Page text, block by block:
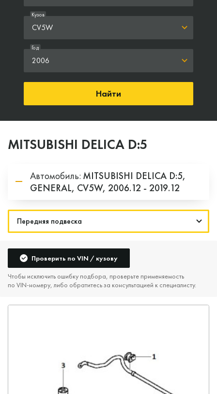
CV5W
Кузов
2006
Год
Найти
MITSUBISHI DELICA D:5
Автомобиль: MITSUBISHI DELICA D:5,
GENERAL, CV5W, 2006.12 - 2019.12
Проверить по VIN / кузову
Чтобы исключить ошибку подбора, проверьте применяемость
по VIN‑номеру, либо обратитесь за консультацией к специалисту.